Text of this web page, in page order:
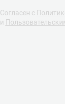
Согласен с
и